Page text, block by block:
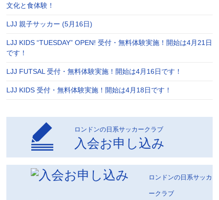
文化と食体験！
LJJ 親子サッカー (5月16日)
LJJ KIDS “TUESDAY” OPEN! 受付・無料体験実施！開始は4月21日
です！
LJJ FUTSAL 受付・無料体験実施！開始は4月16日です！
LJJ KIDS 受付・無料体験実施！開始は4月18日です！
ロンドンの日系サッカークラブ
入会お申し込み
ロンドンの日系サッカ
ークラブ